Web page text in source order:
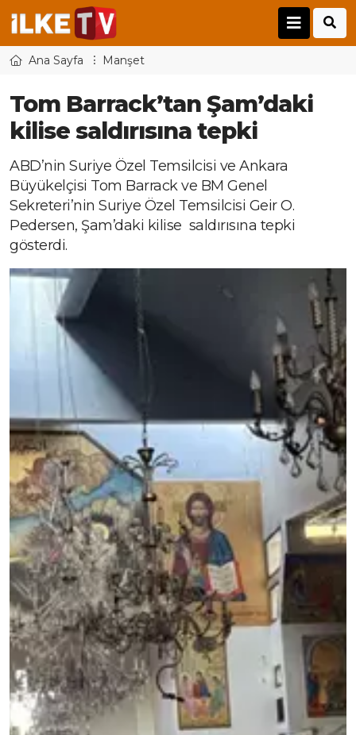
Ana Sayfa Manşet
Tom Barrack’tan Şam’daki
kilise saldırısına tepki
ABD’nin Suriye Özel Temsilcisi ve Ankara
Büyükelçisi Tom Barrack ve BM Genel
Sekreteri’nin Suriye Özel Temsilcisi Geir O.
Pedersen, Şam’daki kilise saldırısına tepki
gösterdi.